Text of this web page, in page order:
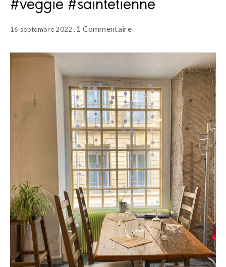
16 septembre 2022 1 Commentaire